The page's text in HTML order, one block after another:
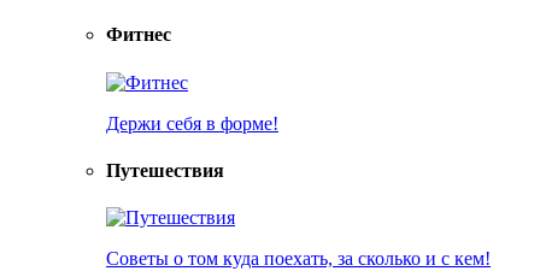
Фитнес
Держи себя в форме!
Путешествия
Советы о том куда поехать, за сколько и с кем!